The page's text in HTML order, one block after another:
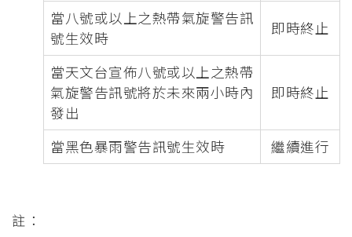
當八號或以上之熱帶氣旋警告訊
號生效時
即時終止
當天文台宣佈八號或以上之熱帶
氣旋警告訊號將於未來兩小時內
發出
即時終止
當黑色暴雨警告訊號生效時 繼續進行
註：